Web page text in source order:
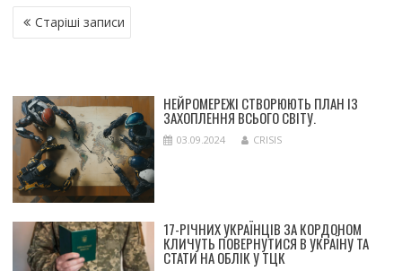
НАВІГАЦІЯ
ЗА Старіші записи
НЕЙРОМЕРЕЖІ СТВОРЮЮТЬ ПЛАН ІЗ
ЗАХОПЛЕННЯ ВСЬОГО СВІТУ.
03.09.2024 CRISIS
17-РІЧНИХ УКРАЇНЦІВ ЗА КОРДОНОМ
КЛИЧУТЬ ПОВЕРНУТИСЯ В УКРАЇНУ ТА
СТАТИ НА ОБЛІК У ТЦК